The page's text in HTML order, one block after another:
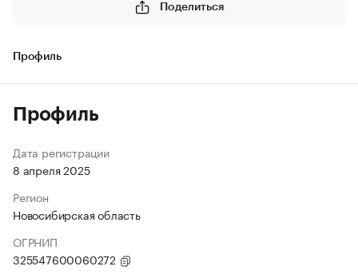
Поделиться
Профиль
Профиль
Дата регистрации
8 апреля 2025
Регион
Новосибирская область
ОГРНИП
325547600060272